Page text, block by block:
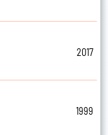
2017
1999